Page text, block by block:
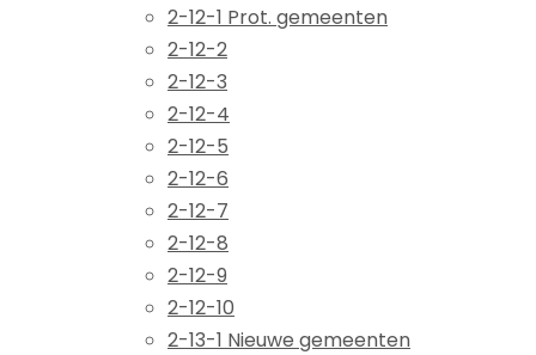
2-12-1 Prot. gemeenten
2-12-2
2-12-3
2-12-4
2-12-5
2-12-6
2-12-7
2-12-8
2-12-9
2-12-10
2-13-1 Nieuwe gemeenten